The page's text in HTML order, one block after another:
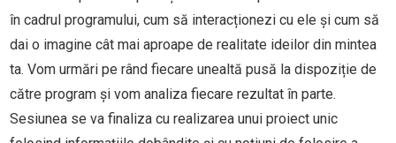
în cadrul programului, cum să interacționezi cu ele și cum să
dai o imagine cât mai aproape de realitate ideilor din mintea
ta. Vom urmări pe rând fiecare unealtă pusă la dispoziție de
către program și vom analiza fiecare rezultat în parte.
Sesiunea se va finaliza cu realizarea unui proiect unic